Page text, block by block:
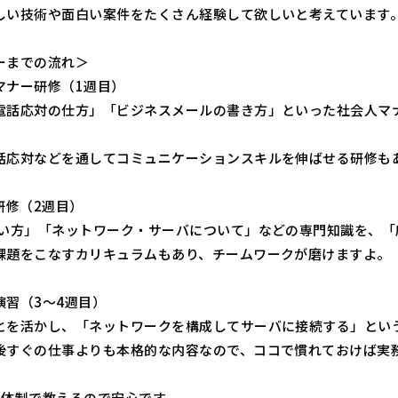
い技術や面白い案件をたくさん経験して欲しいと考えています
までの流れ＞
ー研修（1週目）
話応対の仕方」「ビジネスメールの書き方」といった社会人
応対などを通してコミュニケーションスキルを伸ばせる研修も
（2週目）
方」「ネットワーク・サーバについて」などの専門知識を、
題をこなすカリキュラムもあり、チームワークが磨けますよ。
（3～4週目）
を活かし、「ネットワークを構成してサーバに接続する」とい
すぐの仕事よりも本格的な内容なので、ココで慣れておけば実